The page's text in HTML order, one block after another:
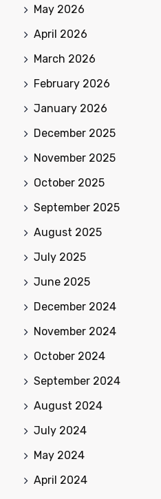
May 2026
April 2026
March 2026
February 2026
January 2026
December 2025
November 2025
October 2025
September 2025
August 2025
July 2025
June 2025
December 2024
November 2024
October 2024
September 2024
August 2024
July 2024
May 2024
April 2024